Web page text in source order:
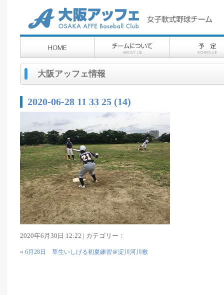
大阪アッフェ情報
2020-06-28 11 33 25 (14)
2020年6月30日 12:22 | カテゴリー：
« 6月28日 草生いしげる初夏練習＠淀川河川敷